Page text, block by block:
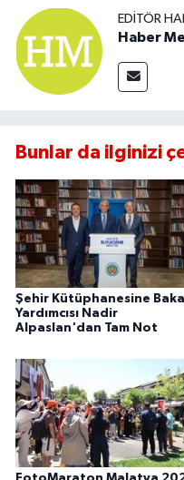
EDITÖR
Haber
Bunlar da ilginizi
Şehir Kütüphanesine
Yardımcısı Nadir
Alpaslan'dan Tam Not